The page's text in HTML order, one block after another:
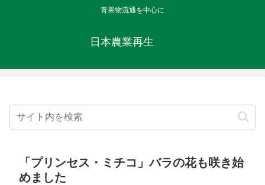
青果物流通を中心に
日本農業再生
「プリンセス・ミチコ」バラの花も咲き始
めました